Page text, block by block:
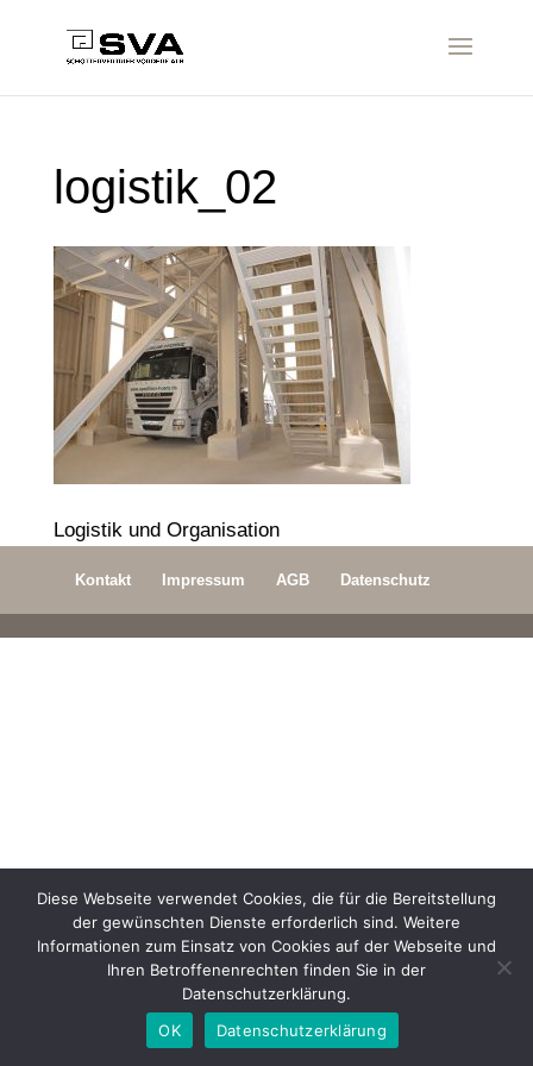
logistik_02
Logistik und Organisation
Kontakt Impressum AGB Datenschutz
Diese Webseite verwendet Cookies, die für die Bereitstellung
der gewünschten Dienste erforderlich sind. Weitere
Informationen zum Einsatz von Cookies auf der Webseite und
Ihren Betroffenenrechten finden Sie in der
Datenschutzerklärung.
OK
Datenschutzerklärung